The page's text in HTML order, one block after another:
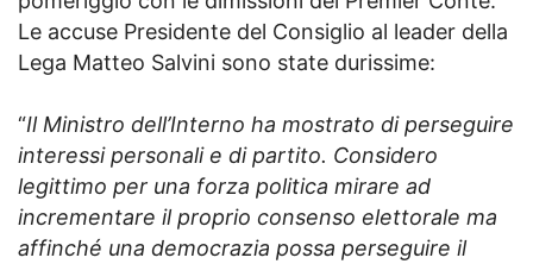
Le accuse Presidente del Consiglio al leader della
Lega Matteo Salvini sono state durissime:
“Il Ministro dell’Interno ha mostrato di perseguire
interessi personali e di partito. Considero
legittimo per una forza politica mirare ad
incrementare il proprio consenso elettorale ma
affinché una democrazia possa perseguire il